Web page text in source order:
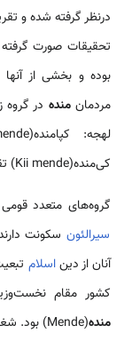
درنظر گرفته ‌شده و
تحقیقات صورت
بوده و بخشی از
مردمانمنده در
کی‌منده(Kii mende) تقسیم می‌شود.
گروه‌های متعدد
سیرالئون سکونت
آنان از دیناسلام
کشور مقام
منده(Mende) بود. شغل اصلی مردمان